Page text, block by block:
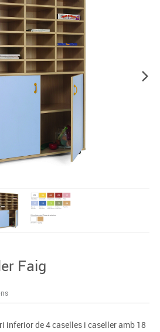
Faig
inferior de 4 caselles i caseller amb 18